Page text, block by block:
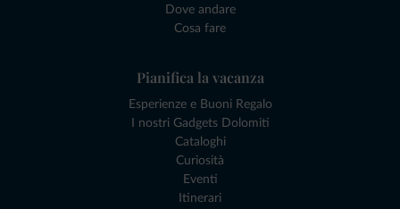
Dove andare
Cosa fare
Pianifica la vacanza
Esperienze e Buoni Regalo
I nostri Gadgets Dolomiti
Cataloghi
Curiosità
Eventi
Itinerari